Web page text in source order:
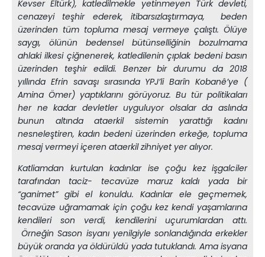
Kevser Eltürk), katledilmekle yetinmeyen Türk devleti,
cenazeyi teşhir ederek, itibarsızlaştırmaya, beden
üzerinden tüm topluma mesaj vermeye çalıştı. Ölüye
saygı, ölünün bedensel bütünselliğinin bozulmama
ahlaki ilkesi çiğnenerek, katledilenin çıplak bedeni basın
üzerinden teşhir edildi. Benzer bir durumu da 2018
yıllında Efrin savaşı sırasında YPJ’li Barîn Kobanê’ye (
Amina Ömer) yaptıklarını görüyoruz. Bu tür politikaları
her ne kadar devletler uyguluyor olsalar da aslında
bunun altında ataerkil sistemin yarattığı kadını
nesneleştiren, kadın bedeni üzerinden erkeğe, topluma
mesaj vermeyi içeren ataerkil zihniyet yer alıyor.
Katliamdan kurtulan kadınlar ise çoğu kez işgalciler
tarafından taciz- tecavüze maruz kaldı yada bir
“ganimet” gibi el konuldu. Kadınlar ele geçmemek,
tecavüze uğramamak için çoğu kez kendi yaşamlarına
kendileri son verdi, kendilerini uçurumlardan attı.
Örneğin Sason isyanı yenilgiyle sonlandığında erkekler
büyük oranda ya öldürüldü yada tutuklandı. Ama isyana